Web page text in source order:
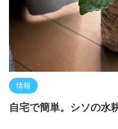
情報
自宅で簡単。シソの水